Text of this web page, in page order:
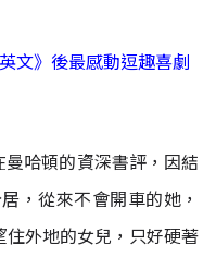
文》後最感動逗趣喜劇
哈頓的資深書評，因結
，從來不會開車的她，
外地的女兒，只好硬著